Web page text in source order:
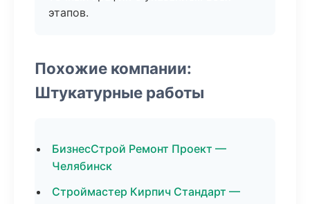
этапов.
Похожие компании:
Штукатурные работы
БизнесСтрой Ремонт Проект —
Челябинск
Строймастер Кирпич Стандарт —